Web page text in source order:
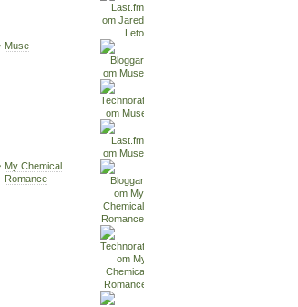
Muse
My Chemical
Romance